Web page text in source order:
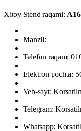
Xitoy Stend raqami:
Manzil:
Telefon raqam:
Elektron pochta:
Veb-sayt:
Telegram:
Whatsapp: